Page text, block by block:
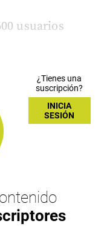
usuarios
¿Tienes una
suscripción?
INICIA
SESIÓN